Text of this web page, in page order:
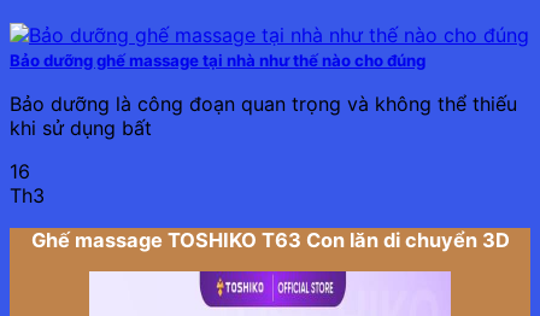
Bảo dưỡng ghế massage tại nhà như thế nào cho đúng
Bảo dưỡng là công đoạn quan trọng và không thể thiếu
khi sử dụng bất
16
Th3
Ghế massage TOSHIKO T63 Con lăn di chuyển 3D